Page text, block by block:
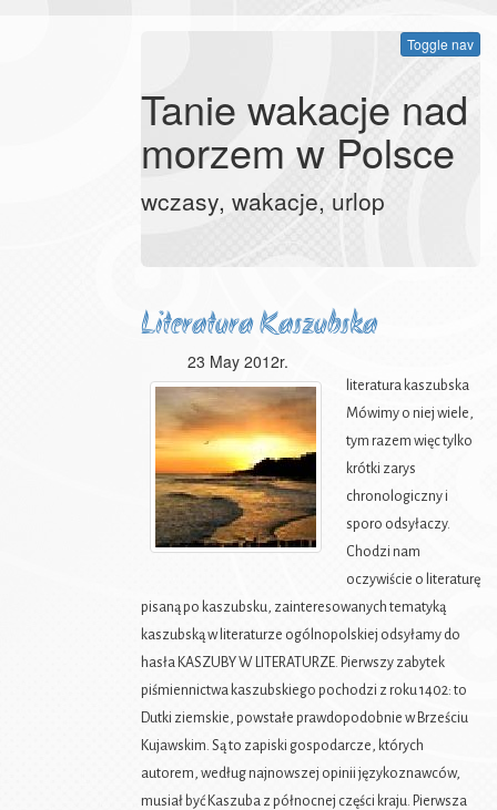
Toggle nav
Tanie wakacje nad
morzem w Polsce
wczasy, wakacje, urlop
Literatura Kaszubska
23 May 2012r.
literatura kaszubska
Mówimy o niej wiele,
tym razem więc tylko
krótki zarys
chronologiczny i
sporo odsyłaczy.
Chodzi nam
oczywiście o literaturę
pisaną po kaszubsku, zainteresowanych tematyką
kaszubską w literaturze ogólnopolskiej odsyłamy do
hasła KASZUBY W LITERATURZE. Pierwszy zabytek
piśmiennictwa kaszubskiego pochodzi z roku 1402: to
Dutki ziemskie, powstałe prawdopodobnie w Brześciu
Kujawskim. Są to zapiski gospodarcze, których
autorem, według najnowszej opinii językoznawców,
musiał być Kaszuba z północnej części kraju. Pierwsza